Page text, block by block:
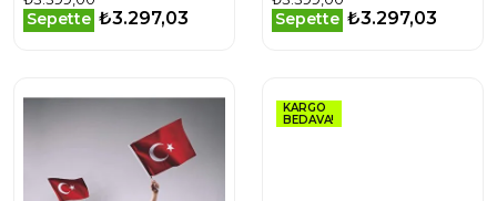
Sepette ₺3.297,03 Sepette ₺3.297,03
KARGO
BEDAVA!